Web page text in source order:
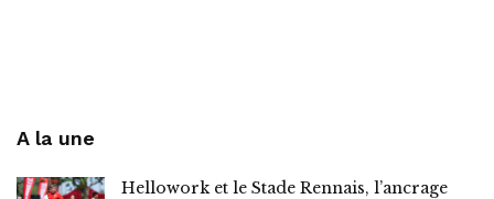
A la une
Hellowork et le Stade Rennais, l’ancrage